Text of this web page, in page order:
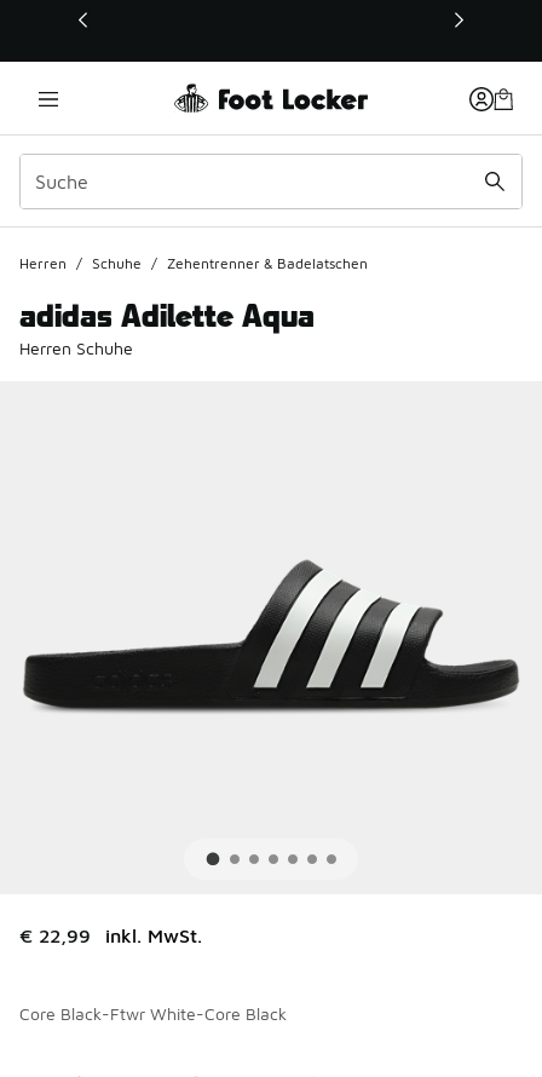
Dieser Link öffnet sich in einem neuen Fenster
Herren / Schuhe / Zehentrenner & Badelatschen
adidas Adilette Aqua
Herren Schuhe
€ 22,99 inkl. MwSt.
Core Black-Ftwr White-Core Black